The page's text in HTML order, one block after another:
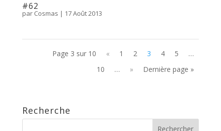
#62
par Cosmas | 17 Août 2013
Page 3 sur 10 « 1 2 3 4 5
…
10
… » Dernière page »
Recherche